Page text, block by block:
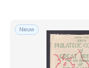
PayPal
Nieuw